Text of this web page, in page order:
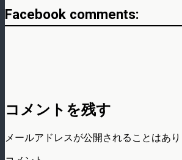
Facebook comments:
コメントを残す
メールアドレスが公開されることはあり